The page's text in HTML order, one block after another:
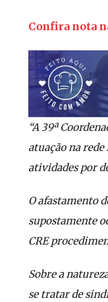
Confira nota
“A 39ª
atuação na
atividades por
O afastamento
supostamente
CRE
Sobre a
se tratar de